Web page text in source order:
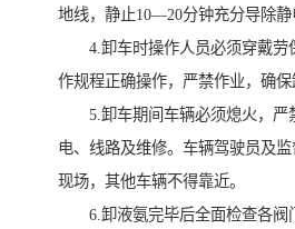
地线，静止10—20分钟充分导除静
4.卸车时操作人员必须穿戴劳
作规程正确操作，严禁作业，确保
5.卸车期间车辆必须熄火，严
电、线路及维修。车辆驾驶员及
现场，其他车辆不得靠近。
6.卸液氨完毕后全面检查各阀